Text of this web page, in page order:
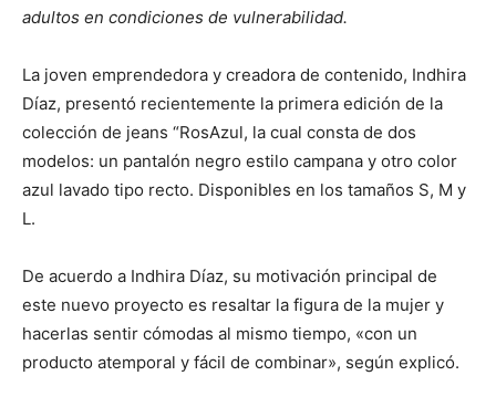
adultos en condiciones de vulnerabilidad.
La joven emprendedora y creadora de contenido, Indhira
Díaz, presentó recientemente la primera edición de la
colección de jeans “RosAzul, la cual consta de dos
modelos: un pantalón negro estilo campana y otro color
azul lavado tipo recto. Disponibles en los tamaños S, M y
L.
De acuerdo a Indhira Díaz, su motivación principal de
este nuevo proyecto es resaltar la figura de la mujer y
hacerlas sentir cómodas al mismo tiempo, «con un
producto atemporal y fácil de combinar», según explicó.